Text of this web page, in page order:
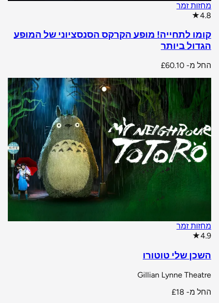
מחזות זמר
4.8
★
קומו לתחייה! מופע הקרקס הסנסציוני של המופע
הגדול ביותר
החל מ- £60.10
מחזות זמר
4.9
★
השכן שלי טוטורו
Gillian Lynne Theatre
החל מ- £18